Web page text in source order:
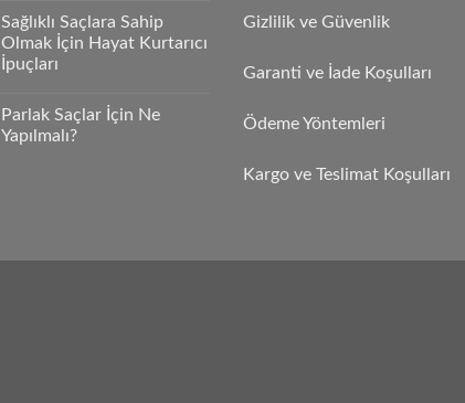
Sağlıklı Saçlara Sahip
Olmak İçin Hayat Kurtarıcı
İpuçları
Parlak Saçlar İçin Ne
Yapılmalı?
Gizlilik ve Güvenlik
Garanti ve İade Koşulları
Ödeme Yöntemleri
Kargo ve Teslimat Koşulları